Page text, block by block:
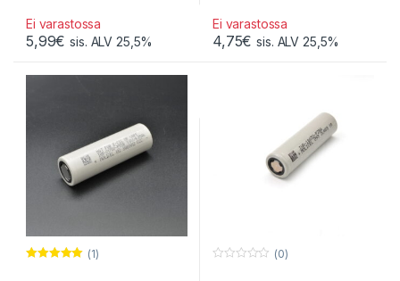
Ei varastossa
5,99€ sis. ALV 25,5%
Ei varastossa
4,75€ sis. ALV 25,5%
(1) (0)